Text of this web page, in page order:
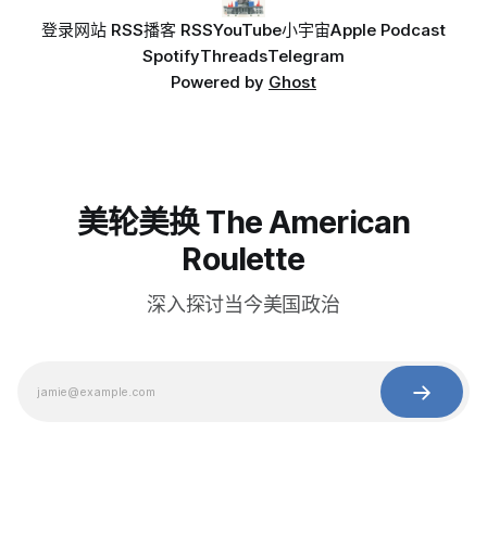
登录网站 RSS播客 RSSYouTube小宇宙Apple Podcast
SpotifyThreadsTelegram
Powered by Ghost
美轮美换 The American
Roulette
深入探讨当今美国政治